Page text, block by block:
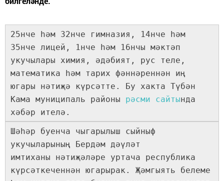
25нче һәм 32нче гимназия, 14нче һәм
35нче лицей, 1нче һәм 16нчы мәктәп
укучылары химия, әдәбият, рус теле,
математика һәм тарих фәннәреннән иң
югары нәтиҗә күрсәтте. Бу хакта Түбән
Кама муниципаль районы рәсми сайтында
хәбәр ителә.
Шәһәр буенча чыгарылыш сыйныф
укучыларының Бердәм дәүләт
имтиханы нәтиҗәләре уртача республика
күрсәткеченнән югарырак. Җәмгыять белеме